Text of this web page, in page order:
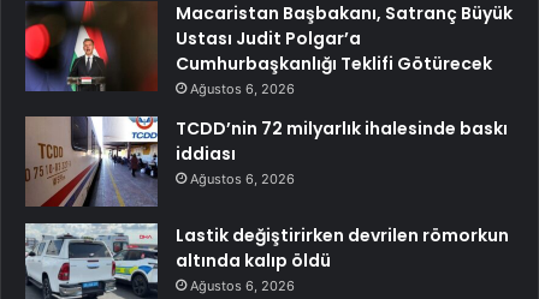
Macaristan Başbakanı, Satranç Büyük
Ustası Judit Polgar’a
Cumhurbaşkanlığı Teklifi Götürecek
Ağustos 6, 2026
TCDD’nin 72 milyarlık ihalesinde baskı
iddiası
Ağustos 6, 2026
Lastik değiştirirken devrilen römorkun
altında kalıp öldü
Ağustos 6, 2026